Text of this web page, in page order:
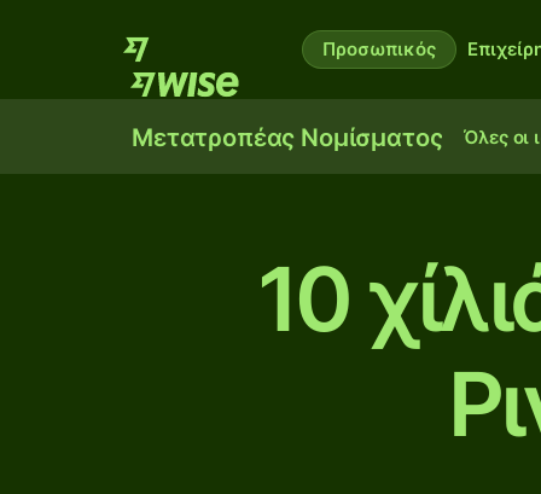
Προσωπικός
Μετατροπέας Νομίσματος Όλες οι
10